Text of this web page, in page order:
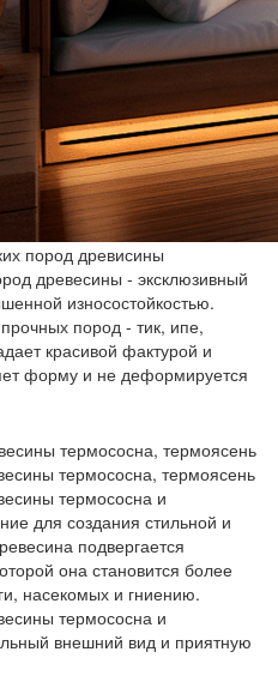
пород древисины
древесины - эксклюзивный
износостойкостью.
пород - тик, ипе,
красивой фактурой и
форму и не деформируется
термососна, термоясень
термососна и
для создания стильной и
подвергается
она становится более
насекомых и гниению.
термососна и
внешний вид и приятную